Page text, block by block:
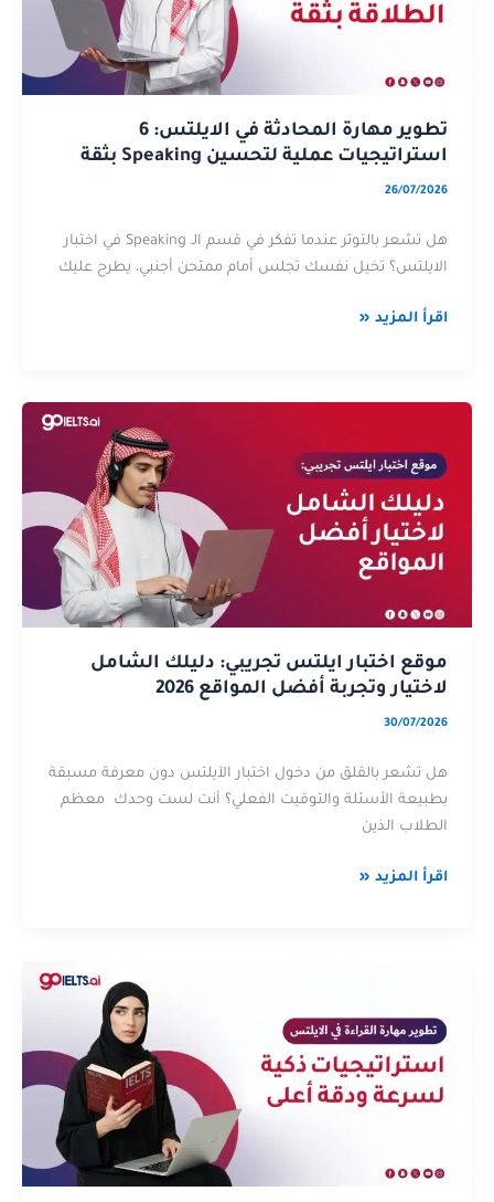
تطوير مهارة المحادثة في الايلتس: 6
استراتيجيات عملية لتحسين Speaking بثقة
26/07/2026
هل تشعر بالتوتر عندما تفكر في قسم الـ Speaking في اختبار
الايلتس؟ تخيل نفسك تجلس أمام ممتحن أجنبي، يطرح عليك
Speaking
بثقة
اقرأ المزيد «
الايلتس:
لتحسين
Speaking
موقع اختبار ايلتس تجريبي: دليلك الشامل
لاختيار وتجربة أفضل المواقع 2026
30/07/2026
هل تشعر بالقلق من دخول اختبار الآيلتس دون معرفة مسبقة
بطبيعة الأسئلة والتوقيت الفعلي؟ أنت لست وحدك معظم
الطلاب الذين
ايلتس
تجريبي:
دليلك
الشامل
لاختيار
أفضل
المواقع
2026
اقرأ المزيد «
اختبار
ايلتس
تجريبي:
الشامل
وتجربة
أفضل
المواقع
القراءة
في
الايلتس:
دليلك
مهارة
القراءة
في
الايلتس: